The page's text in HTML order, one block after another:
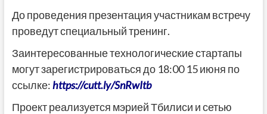
До проведения презентация участникам встречу
проведут специальный тренинг.
Заинтересованные технологические стартапы
могут зарегистрироваться до 18:00 15 июня по
ссылке:https://cutt.ly/SnRwItb
Проект реализуется мэрией Тбилиси и сетью